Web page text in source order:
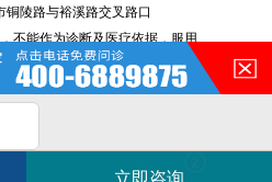
铜陵路与裕溪路交叉路口
不能作为诊断及医疗依据，服用
。如有转载或引用文章涉及版权
请与我们联系。
16014022号-9
号
？
立即咨询